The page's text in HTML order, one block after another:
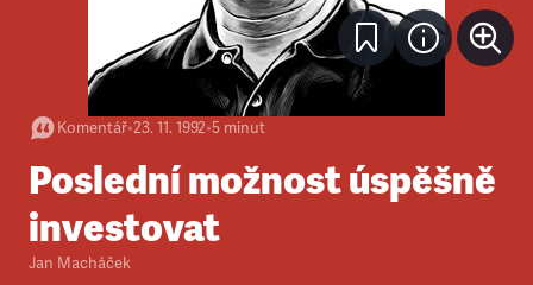
Komentář•23. 11. 1992•5 minut
Poslední možnost úspěšně
investovat
Jan Macháček